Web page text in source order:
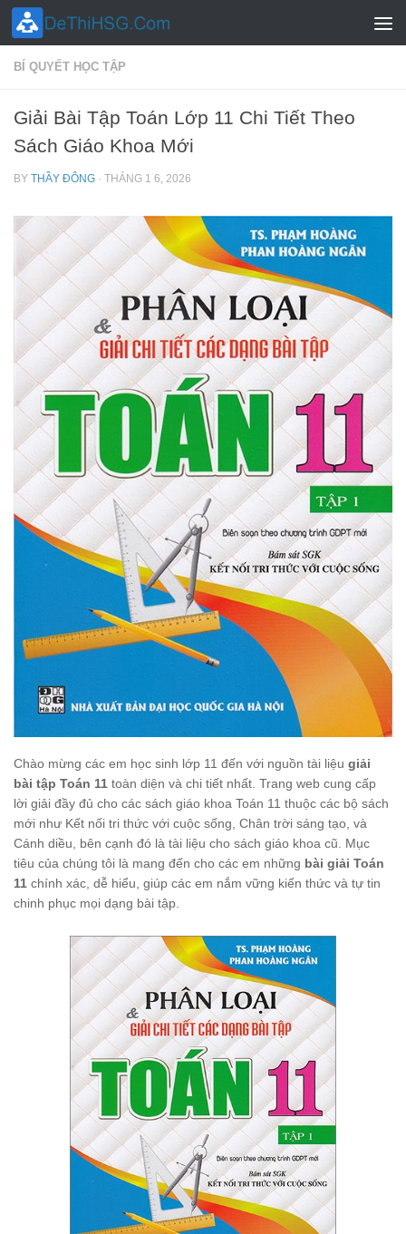
Skip to content
BÍ QUYẾT HỌC TẬP
Giải Bài Tập Toán Lớp 11 Chi Tiết Theo
Sách Giáo Khoa Mới
BY THẦY ĐÔNG · THÁNG 1 6, 2026
Chào mừng các em học sinh lớp 11 đến với nguồn tài liệu giải
bài tập Toán 11 toàn diện và chi tiết nhất. Trang web cung cấp
lời giải đầy đủ cho các sách giáo khoa Toán 11 thuộc các bộ sách
mới như Kết nối tri thức với cuộc sống, Chân trời sáng tạo, và
Cánh diều, bên cạnh đó là tài liệu cho sách giáo khoa cũ. Mục
tiêu của chúng tôi là mang đến cho các em những bài giải Toán
11 chính xác, dễ hiểu, giúp các em nắm vững kiến thức và tự tin
chinh phục mọi dạng bài tập.